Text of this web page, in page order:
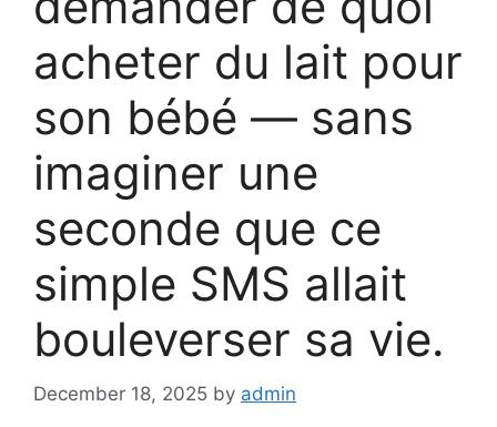
acheter du lait pour
son bébé — sans
imaginer une
seconde que ce
simple SMS allait
bouleverser sa vie.
December 18, 2025 by admin